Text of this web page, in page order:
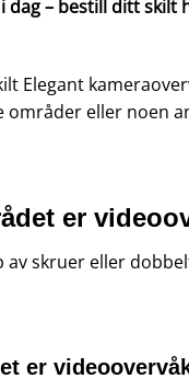
dag – bestill ditt skilt
Elegant
områder eller noen
er
av skruer eller
er